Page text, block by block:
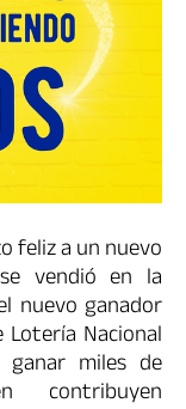
feliz a un nuevo
vendió en la
nuevo ganador
Nacional
miles de
contribuyen